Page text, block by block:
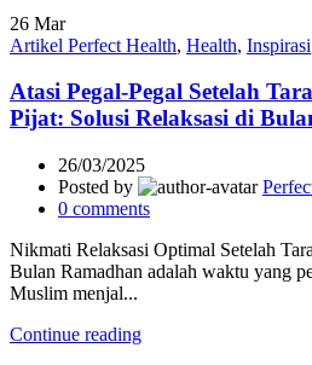
26 Mar
Artikel Perfect Health, Health, Inspirasi
Atasi Pegal-Pegal Setelah
Pijat: Solusi Relaksasi di
26/03/2025
Posted by
0 comments
Nikmati Relaksasi Optimal Setelah
Bulan Ramadhan adalah waktu yang
Muslim menjal...
Continue reading